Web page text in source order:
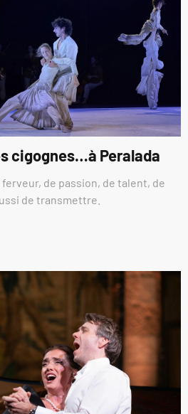
cigognes…à Peralada
de passion, de talent, de
de transmettre.